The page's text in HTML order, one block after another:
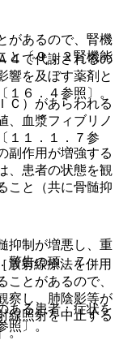
４で代謝されるの
響を及ぼす薬剤と
６．４参照〕。
副作用が増強する
、患者の状態を観
こと（共に骨髄抑
射線療法を併用
ことがあるので、
察し、肺陰影等が
線照射を中止する
。
があるので、腎機
と〔９．２腎機能
Ｃ）があらわれる
、血漿フィブリノ
１１．１．７参
抑制が増悪し、重
警告の項、７．
ある患者：症状を
照〕。